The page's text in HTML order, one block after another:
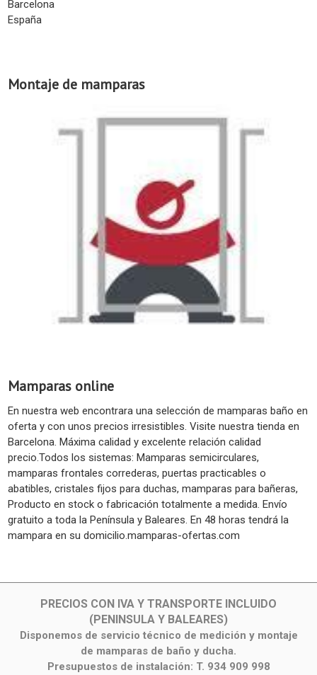
Barcelona
España
Montaje de mamparas
Mamparas online
En nuestra web encontrara una selección de mamparas baño en
oferta y con unos precios irresistibles. Visite nuestra tienda en
Barcelona. Máxima calidad y excelente relación calidad
precio.Todos los sistemas: Mamparas semicirculares,
mamparas frontales correderas, puertas practicables o
abatibles, cristales fijos para duchas, mamparas para bañeras,
Producto en stock o fabricación totalmente a medida. Envío
gratuito a toda la Península y Baleares. En 48 horas tendrá la
mampara en su domicilio.mamparas-ofertas.com
PRECIOS CON IVA Y TRANSPORTE INCLUIDO
(PENINSULA Y BALEARES)
Disponemos de servicio técnico de medición y montaje
de mamparas de baño y ducha.
Presupuestos de instalación: T. 934 909 998